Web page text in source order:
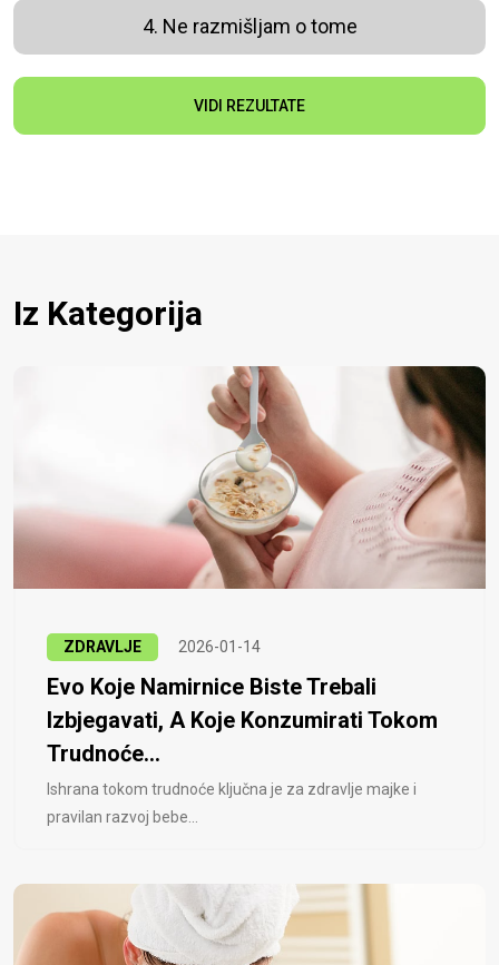
4. Ne razmišljam o tome
VIDI REZULTATE
Iz Kategorija
ZDRAVLJE 2026-01-14
Evo Koje Namirnice Biste Trebali
Izbjegavati, A Koje Konzumirati Tokom
Trudnoće...
Ishrana tokom trudnoće ključna je za zdravlje majke i
pravilan razvoj bebe...